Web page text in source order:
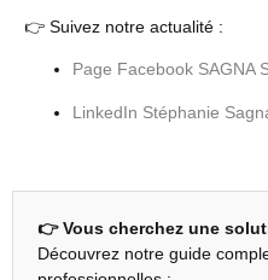
👉 Suivez notre actualité :
Page Facebook SAGNA
LinkedIn Stéphanie
👉 Vous cherchez une
Découvrez notre guide